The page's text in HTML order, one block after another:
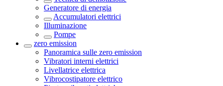
Generatore di energia
Accumulatori elettrici
Illuminazione
Pompe
zero emission
Panoramica sulle zero emission
Vibratori interni elettrici
Livellatrice elettrica
Vibrocostipatore elettrico